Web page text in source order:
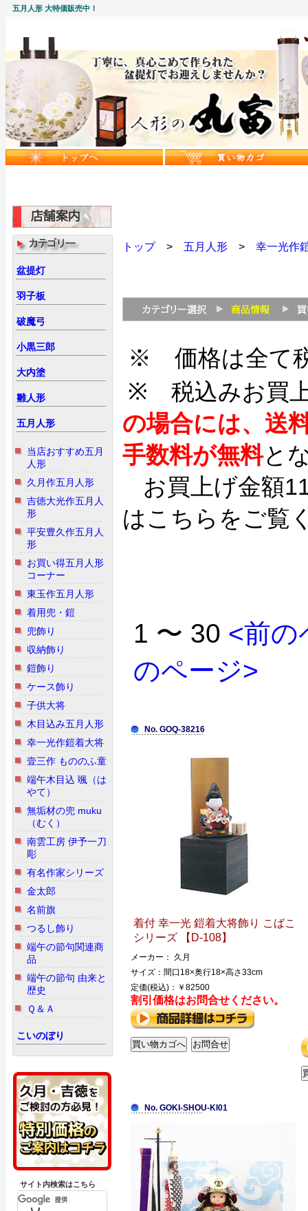
五月人形 大特価販売中！
盆提灯
羽子板
破魔弓
小黒三郎
大内塗
雛人形
五月人形
当店おすすめ五月
人形
久月作五月人形
吉徳大光作五月人
形
平安豊久作五月人
形
お買い得五月人形
コーナー
東玉作五月人形
着用兜・鎧
兜飾り
収納飾り
鎧飾り
ケース飾り
子供大将
木目込み五月人形
幸一光作鎧着大将
壹三作 もののふ童
端午木目込 颯（は
やて）
無垢材の兜 muku
（むく）
南雲工房 伊予一刀
彫
有名作家シリーズ
金太郎
名前旗
つるし飾り
端午の節句関連商
品
端午の節句 由来と
歴史
Ｑ＆Ａ
こいのぼり
サイト内検索はこちら
トップ> 五月人形> 幸一光作
※ 価格は全て
※ 税込みお買
の場合には、送
手数料が無料と
お買上げ金額
はこちらをご覧
1 〜 30 <前の
のページ>
No. GOQ-38216
着付 幸一光 鎧着大将飾り こばこ
シリーズ 【D-108】
メーカー： 久月
サイズ：間口18×奥行18×高さ33cm
定価(税込)：￥82500
割引価格はお問合せください。
No. GOKI-SHOU-KI01